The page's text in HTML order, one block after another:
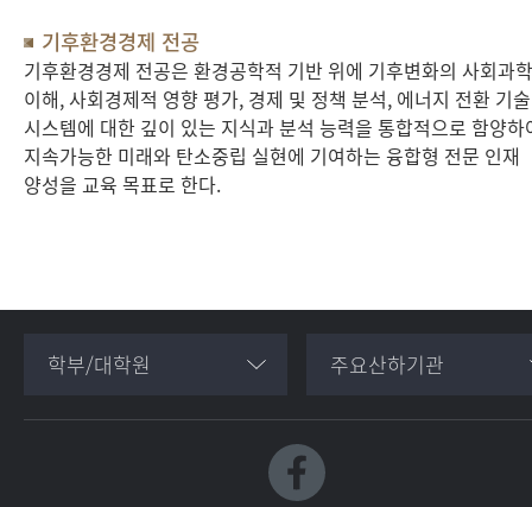
기후환경경제 전공
기후환경경제 전공은 환경공학적 기반 위에 기후변화의 사회과
이해, 사회경제적 영향 평가, 경제 및 정책 분석, 에너지 전환 기
시스템에 대한 깊이 있는 지식과 분석 능력을 통합적으로 함양하
지속가능한 미래와 탄소중립 실현에 기여하는 융합형 전문 인재
양성을 교육 목표로 한다.
학부/대학원 주요산하기관